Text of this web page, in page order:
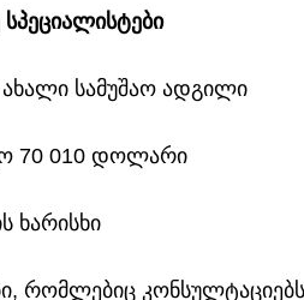
სამუშაო ადგილი
70 010 დოლარი
ხარისხი
რომლებიც